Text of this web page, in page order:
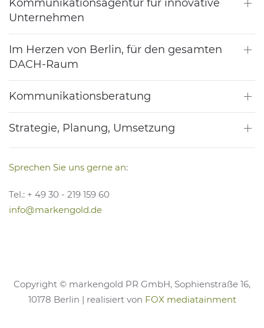
Kommunikationsagentur für innovative
Unternehmen
Im Herzen von Berlin, für den gesamten
DACH-Raum
Kommunikationsberatung
Strategie, Planung, Umsetzung
Sprechen Sie uns gerne an:
Tel.: + 49 30 - 219 159 60
info@markengold.de
Copyright © markengold PR GmbH, Sophienstraße 16,
10178 Berlin | realisiert von FOX mediatainment